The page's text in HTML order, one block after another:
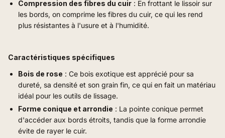
Compression des fibres du cuir : En frottant le lissoir sur
les bords, on comprime les fibres du cuir, ce qui les rend
plus résistantes à l'usure et à l'humidité.
Caractéristiques spécifiques
Bois de rose : Ce bois exotique est apprécié pour sa
dureté, sa densité et son grain fin, ce qui en fait un matériau
idéal pour les outils de lissage.
Forme conique et arrondie : La pointe conique permet
d'accéder aux bords étroits, tandis que la forme arrondie
évite de rayer le cuir.